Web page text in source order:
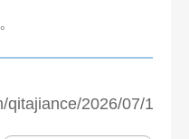
qitajiance/2026/07/